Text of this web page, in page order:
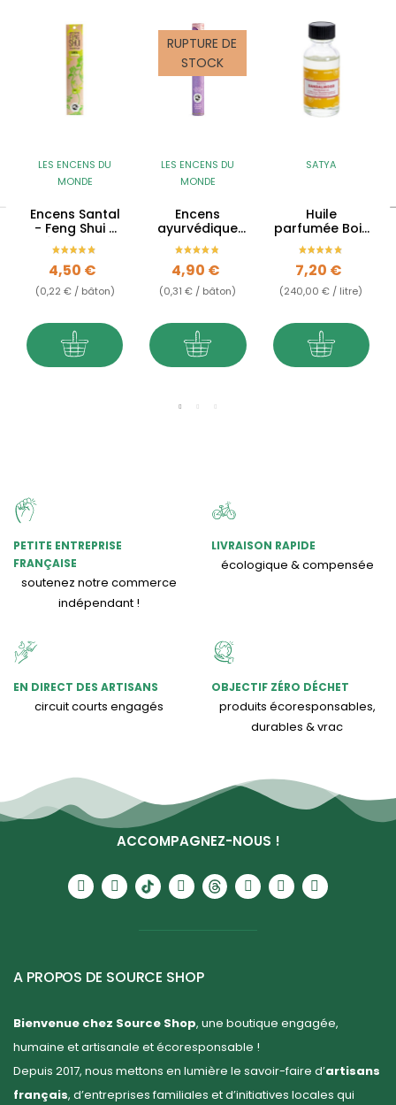
LES ENCENS DU
MONDE
Encens Santal
- Feng Shui -
Elément bois
Prix
4,50 €
(0,22 € / bâton)
RUPTURE DE
STOCK
LES ENCENS DU
MONDE
Encens
ayurvédique
7ème chakra -
santal, nard,
palmarosa &
vétiver...
Prix
4,90 €
(0,31 € / bâton)
SATYA
Huile
parfumée Bois
de Santal
Prix
7,20 €
(240,00 € / litre)
PETITE ENTREPRISE
FRANÇAISE
soutenez notre commerce
indépendant !
LIVRAISON RAPIDE
écologique & compensée
EN DIRECT DES ARTISANS
circuit courts engagés
OBJECTIF ZÉRO DÉCHET
produits écoresponsables,
durables & vrac
ACCOMPAGNEZ-NOUS !
A PROPOS DE SOURCE SHOP
Bienvenue chez Source Shop, une boutique engagée,
humaine et artisanale et écoresponsable !
Depuis 2017, nous mettons en lumière le savoir-faire d’artisans
français, d’entreprises familiales et d’initiatives locales qui